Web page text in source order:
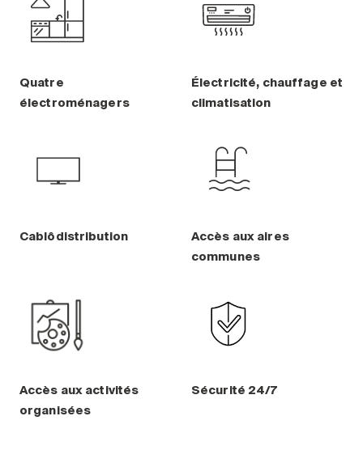
Quatre
électroménagers
Électricité, chauffage et
climatisation
Cablôdistribution
Accès aux aires
communes
Accès aux activités
organisées
Sécurité 24/7